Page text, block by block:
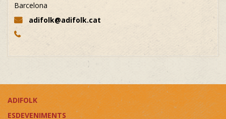
Barcelona
adifolk@adifolk.cat
ADIFOLK
ESDEVENIMENTS